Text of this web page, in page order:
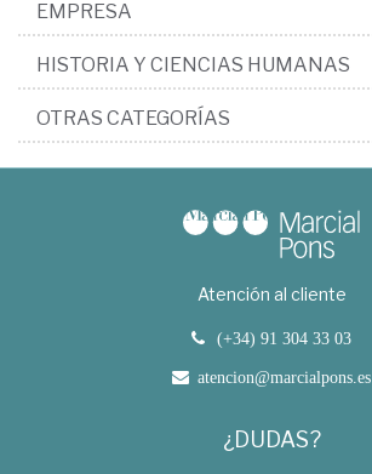
EMPRESA
HISTORIA Y CIENCIAS HUMANAS
OTRAS CATEGORÍAS
Atención al cliente
(+34) 91 304 33 03
atencion@marcialpons.es
¿DUDAS?